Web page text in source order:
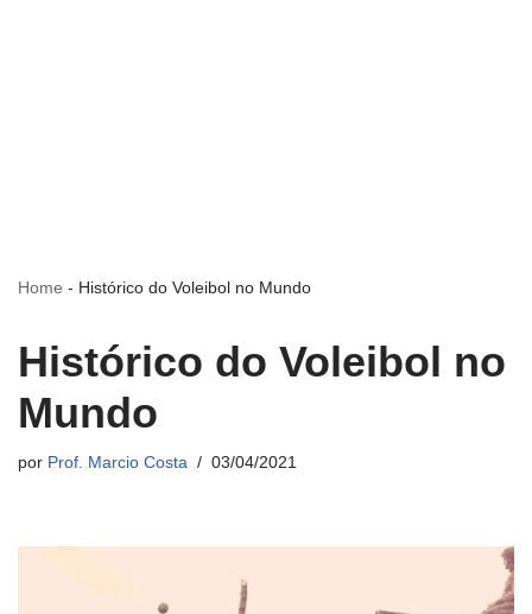
Home - Histórico do Voleibol no Mundo
Histórico do Voleibol no
Mundo
por Prof. Marcio Costa 03/04/2021